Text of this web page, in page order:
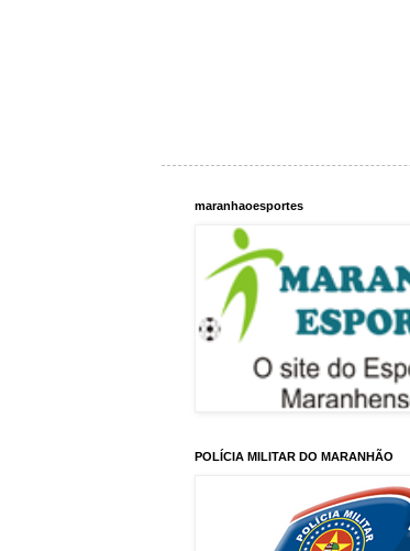
maranhaoesportes
POLÍCIA MILITAR DO MARANHÃO